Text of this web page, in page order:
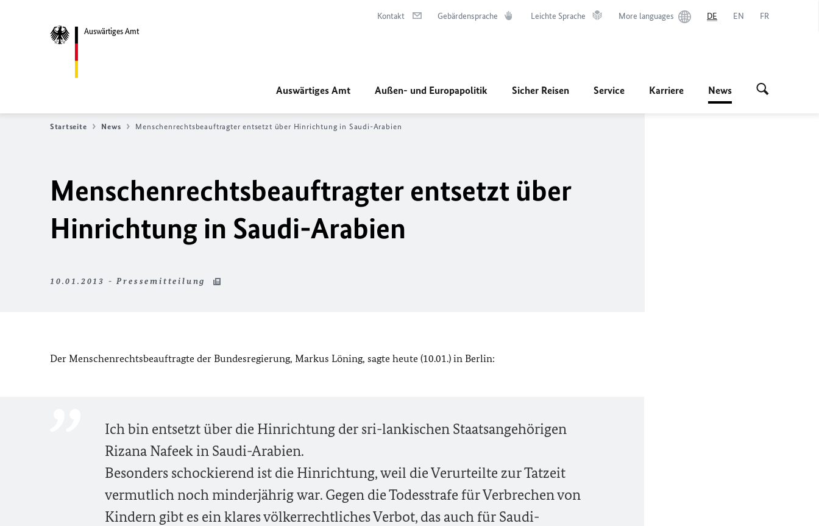
Auswärtiges Amt
Kontakt Gebärdensprache Leichte Sprache More languages DE EN FR
Auswärtiges Amt Außen- und Europapolitik Sicher Reisen Service Karriere News
Startseite News Menschenrechtsbeauftragter entsetzt über Hinrichtung in Saudi-Arabien
Menschenrechtsbeauftragter entsetzt über
Hinrichtung in Saudi-Arabien
10.01.2013 - Pressemitteilung
Der Menschenrechtsbeauftragte der Bundesregierung, Markus Löning, sagte heute (10.01.) in Berlin:
Ich bin entsetzt über die Hinrichtung der sri-lankischen Staatsangehörigen
Rizana Nafeek in Saudi-Arabien.
Besonders schockierend ist die Hinrichtung, weil die Verurteilte zur Tatzeit
vermutlich noch minderjährig war. Gegen die Todesstrafe für Verbrechen von
Kindern gibt es ein klares völkerrechtliches Verbot, das auch für Saudi-